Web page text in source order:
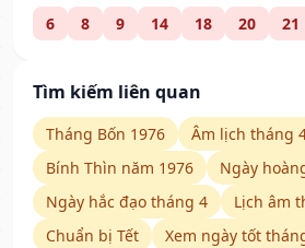
6 8 9 14 18 20 21
Tìm kiếm liên quan
Tháng Bốn 1976
Âm lịch tháng
Bính Thìn năm 1976
Ngày
Ngày hắc đạo tháng 4
Lịch âm
Chuẩn bị Tết
Xem ngày tốt